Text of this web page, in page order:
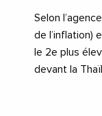
Selon l’agence
de l’inflation)
le 2e plus
devant la